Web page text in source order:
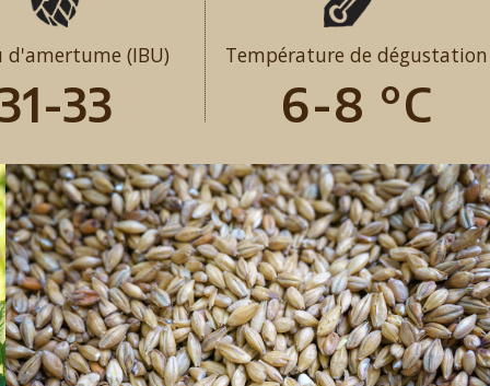
d'amertume (IBU)
33
Température de dégustation
6-8 °C